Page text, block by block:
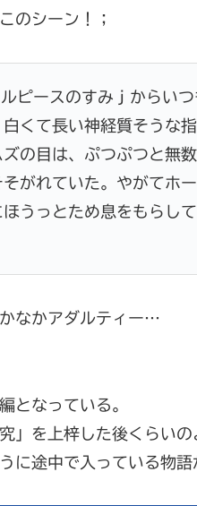
のシーン！；
ースのすみｊからい
くて長い神経質そうな
の目は、ぷつぷつと無
がれていた。やがてホ
うっとため息をもらし
なかアダルティー…
となっている。
」を上梓した後くらいの
に途中で入っている物